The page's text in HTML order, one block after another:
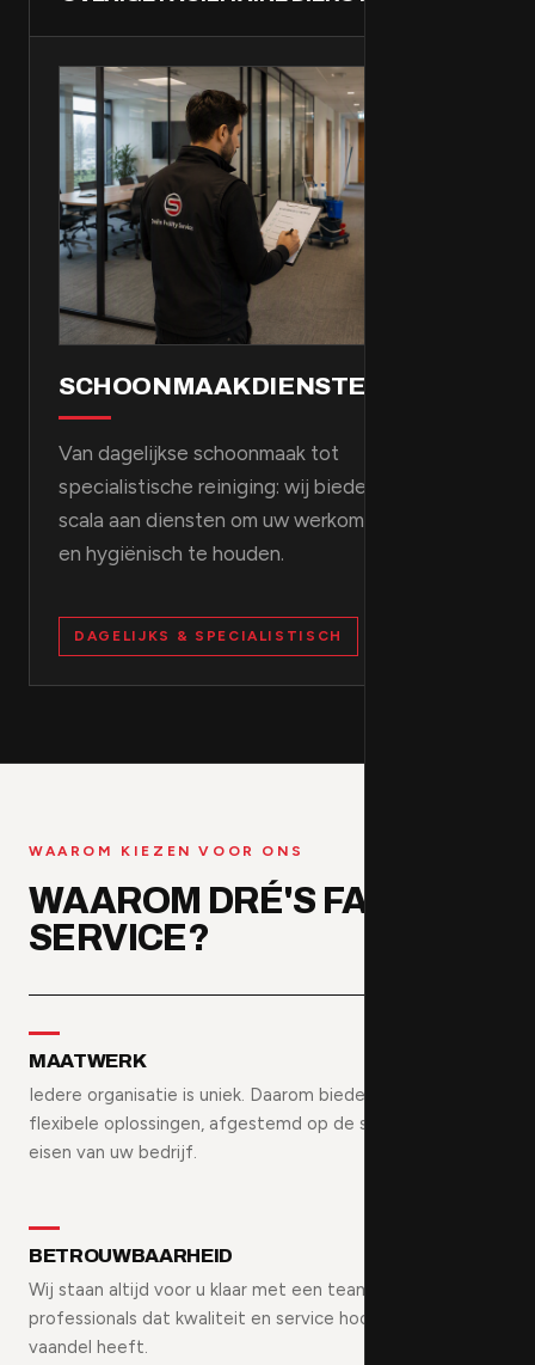
SCHOONMAAKDIENSTEN
Van dagelijkse schoonmaak tot
specialistische reiniging: wij bieden een breed
scala aan diensten om uw werkomgeving fris
en hygiënisch te houden.
DAGELIJKS & SPECIALISTISCH
WAAROM KIEZEN VOOR ONS
WAAROM DRÉ'S FACILITY
SERVICE?
MAATWERK
Iedere organisatie is uniek. Daarom bieden wij
flexibele oplossingen, afgestemd op de specifieke
eisen van uw bedrijf.
BETROUWBAARHEID
Wij staan altijd voor u klaar met een team van ervaren
professionals dat kwaliteit en service hoog in het
vaandel heeft.